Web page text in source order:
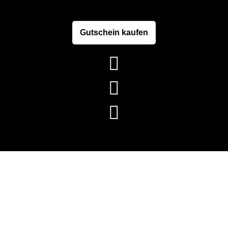
Gutschein kaufen